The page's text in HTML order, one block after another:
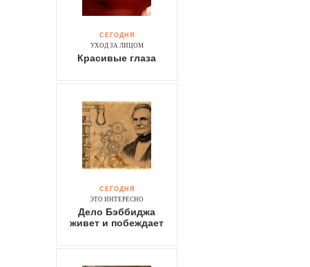
СЕГОДНЯ
УХОД ЗА ЛИЦОМ
Красивые глаза
СЕГОДНЯ
ЭТО ИНТЕРЕСНО
Дело Бэббиджа
живет и побеждает